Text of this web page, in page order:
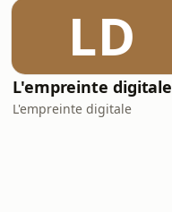
LD
L'empreinte digitale
L'empreinte digitale